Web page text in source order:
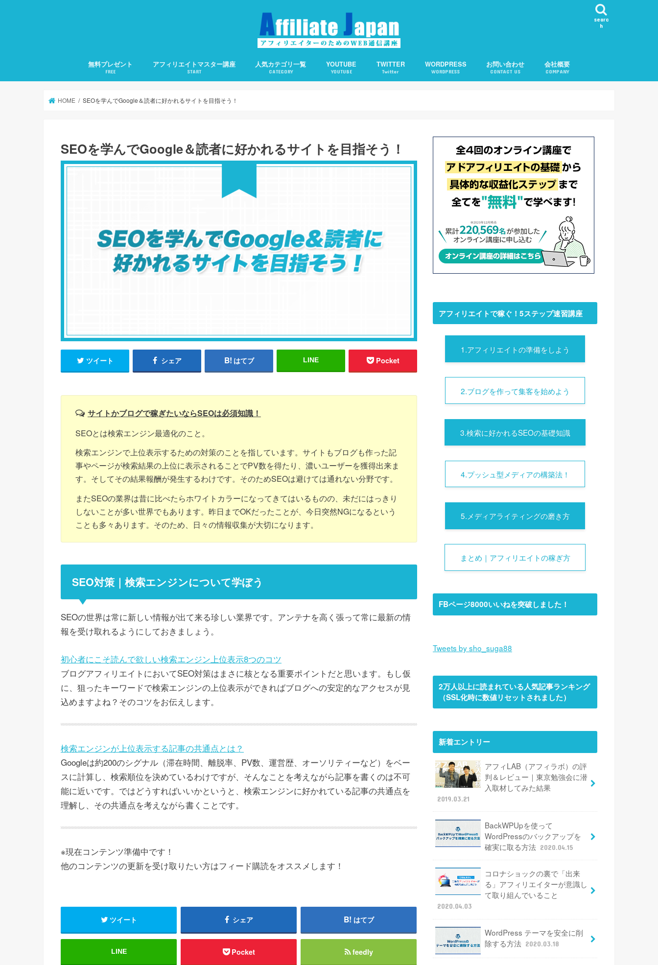
searc
h
無料プレゼント
FREE
アフィリエイトマスター講座
START
人気カテゴリ一覧
CATEGORY
YOUTUBE
YOUTUBE
TWITTER
Twitter
WORDPRESS
WORDPRESS
お問い合わせ
CONTACT US
会社概要
COMPANY
HOME SEOを学んでGoogle＆読者に好かれるサイトを目指そう！
SEOを学んでGoogle＆読者に好かれるサイトを目指そう！
ツイート シェア はてブ LINE Pocket
サイトかブログで稼ぎたいならSEOは必須知識！
SEOとは検索エンジン最適化のこと。
検索エンジンで上位表示するための対策のことを指しています。サイトもブログも作った記
事やページが検索結果の上位に表示されることでPV数を得たり、濃いユーザーを獲得出来ま
す。そしてその結果報酬が発生するわけです。そのためSEOは避けては通れない分野です。
またSEOの業界は昔に比べたらホワイトカラーになってきてはいるものの、未だにはっきり
しないことが多い世界でもあります。昨日までOKだったことが、今日突然NGになるという
ことも多々あります。そのため、日々の情報収集が大切になります。
SEO対策｜検索エンジンについて学ぼう
SEOの世界は常に新しい情報が出て来る珍しい業界です。アンテナを高く張って常に最新の情
報を受け取れるようにしておきましょう。
初心者にこそ読んで欲しい検索エンジン上位表示8つのコツ
ブログアフィリエイトにおいてSEO対策はまさに核となる重要ポイントだと思います。もし仮
に、狙ったキーワードで検索エンジンの上位表示ができればブログへの安定的なアクセスが見
込めますよね？そのコツをお伝えします。
検索エンジンが上位表示する記事の共通点とは？
Googleは約200のシグナル（滞在時間、離脱率、PV数、運営歴、オーソリティーなど）をベー
スに計算し、検索順位を決めているわけですが、そんなことを考えながら記事を書くのは不可
能に近いです。ではどうすればいいかというと、検索エンジンに好かれている記事の共通点を
理解し、その共通点を考えながら書くことです。
※現在コンテンツ準備中です！
他のコンテンツの更新を受け取りたい方はフィード購読をオススメします！
ツイート シェア はてブ
LINE Pocket feedly
アフィリエイトで稼ぐ！5ステップ速習講座
1.アフィリエイトの準備をしよう
2.ブログを作って集客を始めよう
3.検索に好かれるSEOの基礎知識
4.プッシュ型メディアの構築法！
5.メディアライティングの磨き方
まとめ｜アフィリエイトの稼ぎ方
FBページ8000いいねを突破しました！
Tweets by sho_suga88
2万人以上に読まれている人気記事ランキング
（SSL化時に数値リセットされました）
新着エントリー
アフィLAB（アフィラボ）の評
判＆レビュー｜東京勉強会に潜
入取材してみた結果
2019.03.21
BackWPUpを使って
WordPressのバックアップを
確実に取る方法 2020.04.15
コロナショックの裏で「出来
る」アフィリエイターが意識し
て取り組んでいること
2020.04.03
WordPress テーマを安全に削
除する方法 2020.03.18